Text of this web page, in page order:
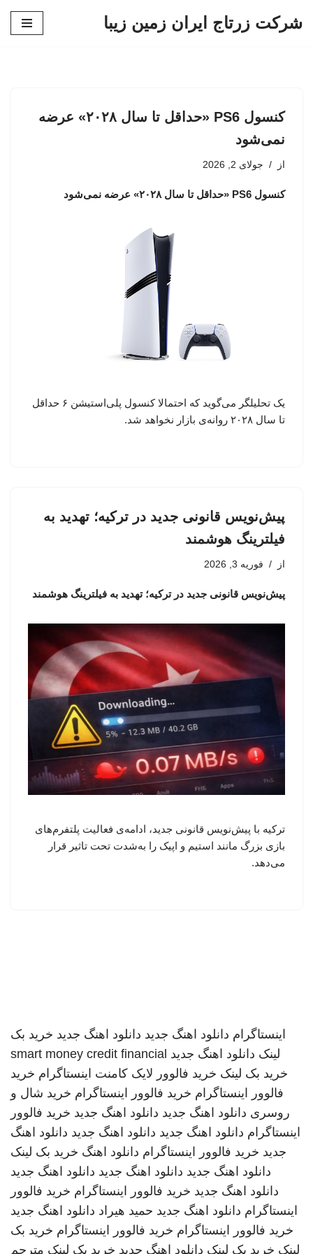
شرکت زرتاج ایران زمین زیبا
کنسول PS6 «حداقل تا سال ۲۰۲۸» عرضه
نمی‌شود
از جولای 2, 2026
کنسول PS6 «حداقل تا سال ۲۰۲۸» عرضه نمی‌شود
یک تحلیلگر می‌گوید که احتمالا کنسول پلی‌استیشن ۶ حداقل
تا سال ۲۰۲۸ روانه‌ی بازار نخواهد شد.
پیش‌نویس قانونی جدید در ترکیه؛ تهدید به
فیلترینگ هوشمند
از فوریه 3, 2026
پیش‌نویس قانونی جدید در ترکیه؛ تهدید به فیلترینگ هوشمند
ترکیه با پیش‌نویس قانونی جدید، ادامه‌ی فعالیت پلتفرم‌های
بازی بزرگ مانند استیم و اپیک را به‌شدت تحت تاثیر قرار
می‌دهد.
اینستاگرام دانلود اهنگ جدید دانلود اهنگ جدید خرید بک
لینک دانلود اهنگ جدید smart money credit financial
خرید بک لینک خرید فالوور لایک کامنت اینستاگرام خرید
فالوور اینستاگرام خرید فالوور اینستاگرام خرید شال و
روسری دانلود اهنگ جدید دانلود اهنگ جدید خرید فالوور
اینستاگرام دانلود اهنگ جدید دانلود اهنگ جدید دانلود اهنگ
جدید خرید فالوور اینستاگرام دانلود اهنگ خرید بک لینک
دانلود اهنگ جدید دانلود اهنگ جدید دانلود اهنگ جدید
دانلود اهنگ جدید خرید فالوور اینستاگرام خرید فالوور
اینستاگرام دانلود اهنگ جدید حمید هیراد دانلود اهنگ جدید
خرید فالوور اینستاگرام خرید فالوور اینستاگرام خرید بک
لینک خرید بک لینک دانلود اهنگ جدید خرید بک لینک مترجم